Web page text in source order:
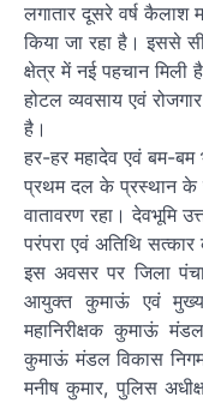
लगातार दूसरे वर्ष कैलाश
किया जा रहा है। इससे
क्षेत्र में नई पहचान मिली
होटल व्यवसाय एवं
है।
हर-हर महादेव एवं बम-
प्रथम दल के प्रस्थान के
वातावरण रहा। देवभूमि
परंपरा एवं अतिथि
इस अवसर पर जिला
आयुक्त कुमाऊं एवं
महानिरीक्षक कुमाऊं
कुमाऊं मंडल विकास निगम
मनीष कुमार, पुलिस